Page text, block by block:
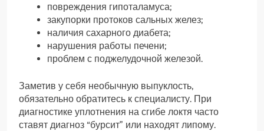
повреждения гипоталамуса;
закупорки протоков сальных желез;
наличия сахарного диабета;
нарушения работы печени;
проблем с поджелудочной железой.
Заметив у себя необычную выпуклость,
обязательно обратитесь к специалисту. При
диагностике уплотнения на сгибе локтя часто
ставят диагноз “бурсит” или находят липому.